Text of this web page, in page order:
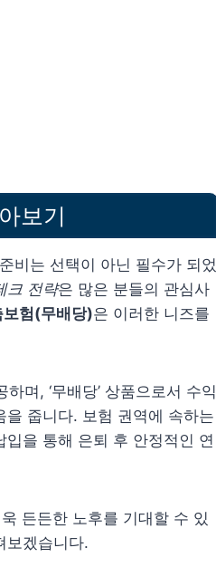
보기
비는 선택이 아닌 필수가 되었
크 전략은 많은 분들의 관심사
험(무배당)은 이러한 니즈를
하며, ‘무배당’ 상품으로서 수익
줍니다. 보험 권역에 속하는
을 통해 은퇴 후 안정적인 연
든든한 노후를 기대할 수 있
보겠습니다.